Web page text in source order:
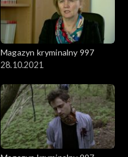
Magazyn kryminalny 997
28.10.2021